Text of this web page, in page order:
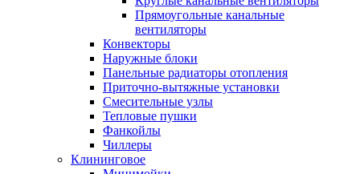
Прямоугольные канальные
вентиляторы
Конвекторы
Наружные блоки
Панельные радиаторы отопления
Приточно-вытяжные установки
Смесительные узлы
Тепловые пушки
Фанкойлы
Чиллеры
Клининговое